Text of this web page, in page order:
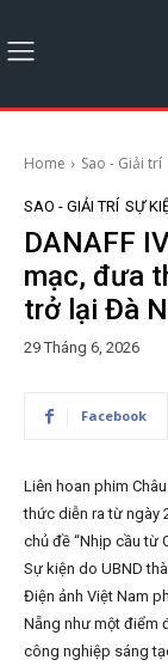
Home Sao - Giải trí
SAO - GIẢI TRÍ SỰ
DANAFF
mạc, đưa
trở lại Đà
29 Tháng 6, 2026
Facebook
Liên hoan phim
thức diễn ra từ ngày
chủ đề “Nhịp cầu từ
Sự kiện do UBND
Điện ảnh Việt Nam
Nẵng như một điểm
công nghiệp sáng